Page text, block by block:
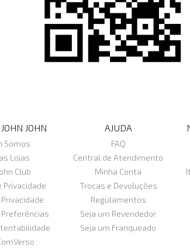
JOHN
Somos
Lojas
Club
Privacidade
AJUDA
FAQ
Central de Atendimento
Minha Conta
Trocas e Devoluções
Regulamentos
Seja um Revendedor
Seja um Franqueado